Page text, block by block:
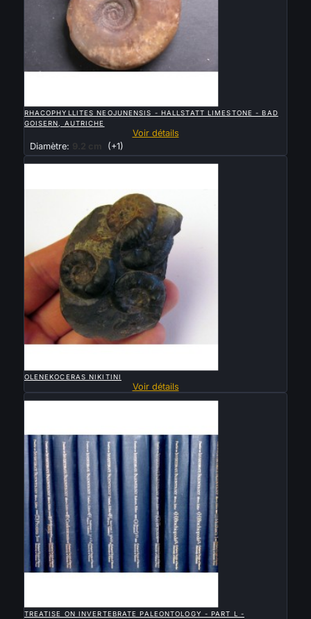
RHACOPHYLLITES NEOJUNENSIS - HALLSTATT LIMESTONE - BAD
GOISERN, AUTRICHE
Voir détails
Diamètre:
9.2 cm (+1)
OLENEKOCERAS NIKITINI
Voir détails
Vendu
TREATISE ON INVERTEBRATE PALEONTOLOGY - PART L -